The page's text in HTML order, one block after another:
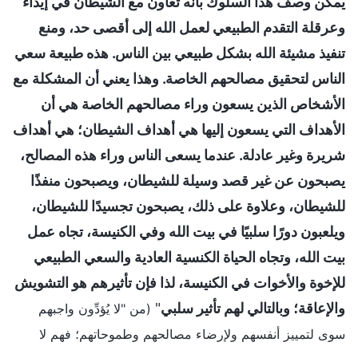
وعرقلة التقدم الطبيعي لعمل الله إلى أقصى حد، ومنع
تنفيذ مشيئة الله بشكل طبيعي بين الناس. هذه طبيعة سعي
الناس لتحقيق مصالحهم الخاصة. وهذا يعني أن المشكلة مع
الأشخاص الذين يسعون وراء مصالحهم الخاصة هي أن
الأهداف التي يسعون إليها هي أهداف الشيطان؛ هي أهداف
شريرة وغير عادلة. عندما يسعى الناس وراء هذه المصالح،
يصبحون عن غير قصد وسيلة للشيطان، ويصبحون منفذًا
للشيطان، وعلاوة على ذلك، يصبحون تجسيدًا للشيطان،
ويلعبون دورًا سلبيًا في بيت الله وفي الكنيسة، تجاه عمل
بيت الله، وتجاه الحياة الكنسية العادية والسعي الطبيعي
للإخوة والأخوات في الكنيسة، لذا فإن تأثيرهم هو التشويش
والإعاقة؛ وبالتالي لهم تأثير سلبي" (من "لا يُؤدِّون واجبهم
سوى لتمييز أنفسهم ولإرضاء مصالحهم وطموحاتهم؛ فهم لا